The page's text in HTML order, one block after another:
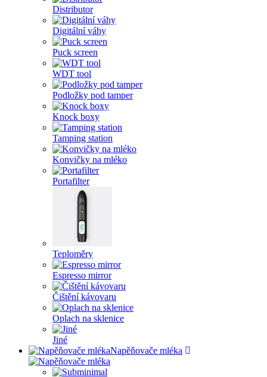
Distributor
Digitální váhy
Puck screen
WDT tool
Podložky pod tamper
Knock boxy
Tamping station
Konvičky na mléko
Portafilter
Teploměry
Espresso mirror
Čištění kávovaru
Oplach na sklenice
Jiné
Napěňovače mléka